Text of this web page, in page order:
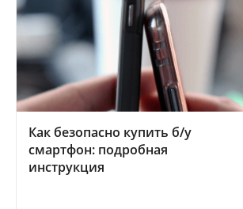
Как безопасно купить б/у
смартфон: подробная
инструкция